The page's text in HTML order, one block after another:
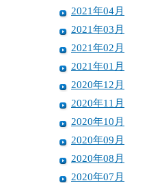
2021年04月
2021年03月
2021年02月
2021年01月
2020年12月
2020年11月
2020年10月
2020年09月
2020年08月
2020年07月